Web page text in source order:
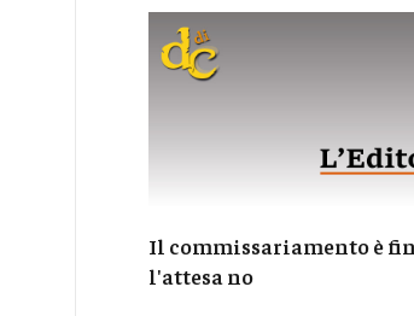
Il commissariamento è
l'attesa no